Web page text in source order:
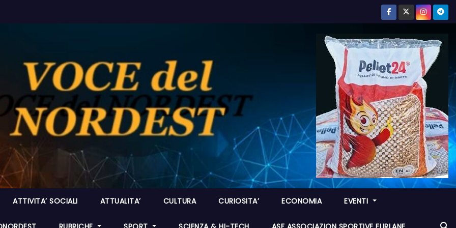
ATTIVITA’ SOCIALI ATTUALITA’ CULTURA CURIOSITA’ ECONOMIA EVENTI